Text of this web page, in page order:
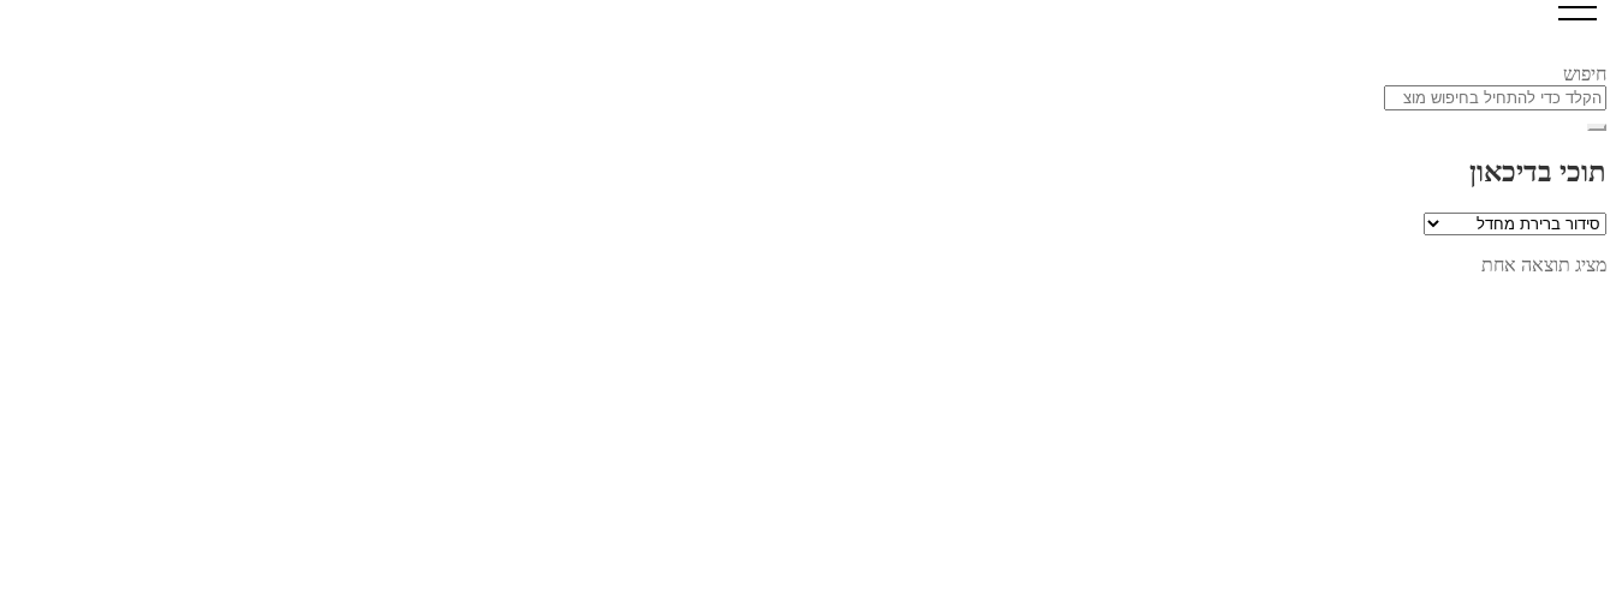
חיפוש
תוכי בדיכאון
מציג תוצאה אחת